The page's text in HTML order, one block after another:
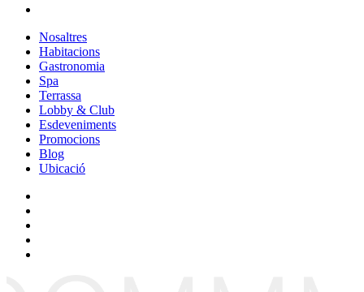
Nosaltres
Habitacions
Gastronomia
Spa
Terrassa
Lobby & Club
Esdeveniments
Promocions
Blog
Ubicació